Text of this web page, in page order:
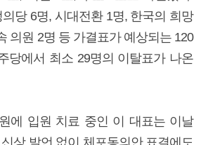
당 6명, 시대전환 1명, 한국의 희망
의원 2명 등 가결표가 예상되는 120
당에서 최소 29명의 이탈표가 나온
에 입원 치료 중인 이 대표는 이날
상 발언 없이 체포동의안 표결에도